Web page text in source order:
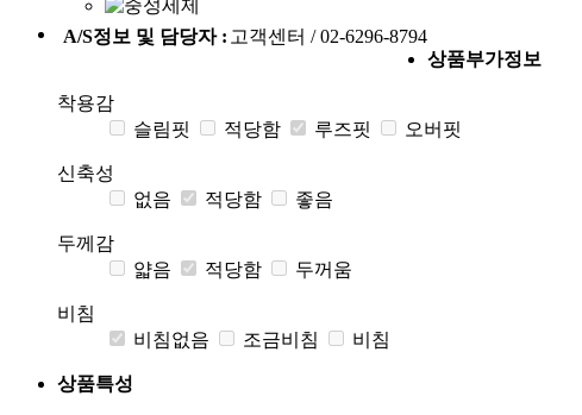
A/S정보 및 담당자 : 고객센터 / 02-6296-8794
상품부가정보
착용감
슬림핏
적당함 루즈핏 오버핏
신축성
없음
적당함 좋음
두께감
얇음
적당함 두꺼움
비침
비침없음
조금비침 비침
상품특성